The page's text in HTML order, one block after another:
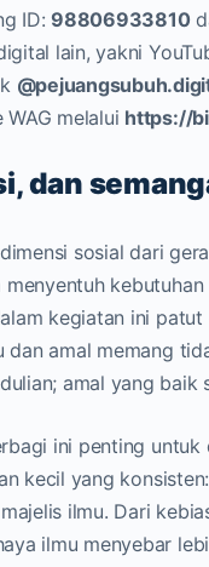
ID:98806933810
lain, yakni
melalui https://
dan
sosial dari
kegiatan ini
amal memang
amal yang baik
ini penting
kecil yang
ilmu. Dari
ilmu menyebar